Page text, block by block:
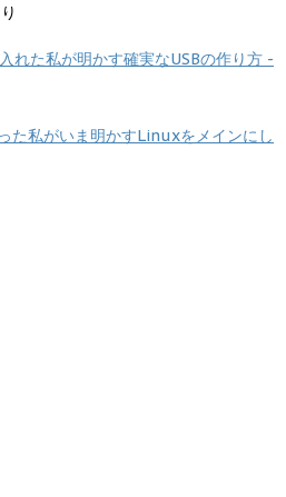
れた私が明かす確実なUSBの作り方 -
た私がいま明かすLinuxをメインにし